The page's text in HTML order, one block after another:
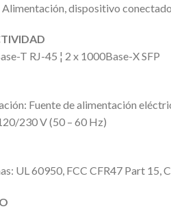
dispositivo
T RJ-45 ¦ 2 x 1000Base-X SFP
Fuente de alimentación
230 V (50 – 60 Hz)
UL 60950, FCC CFR47 Part 15,